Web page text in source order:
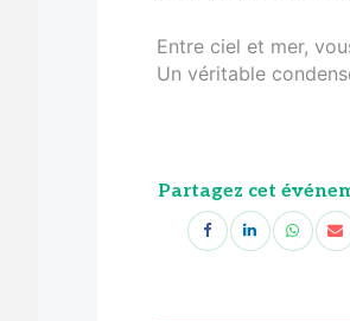
Entre ciel et mer,
Un véritable
Partagez cet